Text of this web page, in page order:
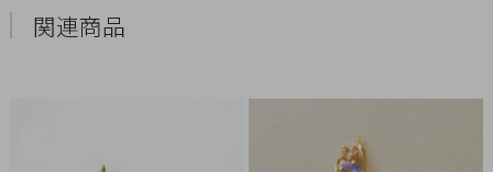
関連商品
要
プ